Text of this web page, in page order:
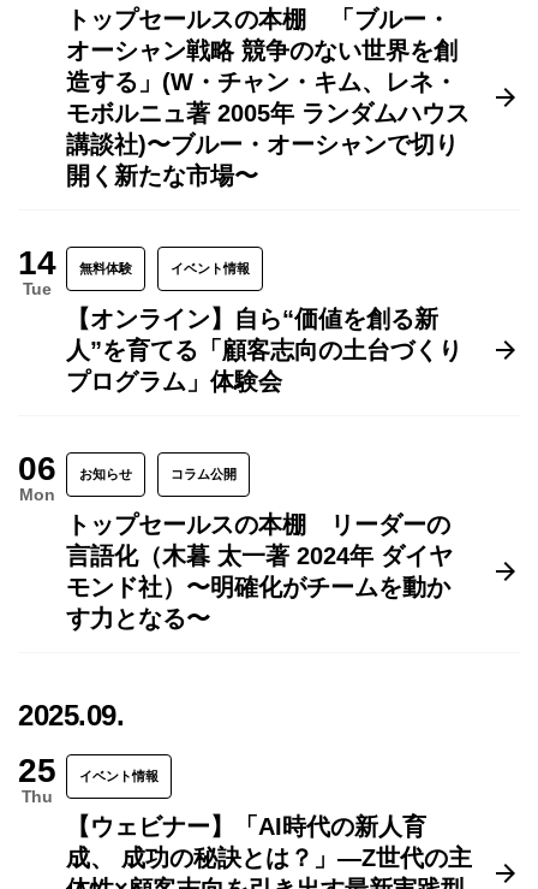
トップセールスの本棚 「ブルー・
オーシャン戦略 競争のない世界を創
造する」(W・チャン・キム、レネ・
モボルニュ著 2005年 ランダムハウス
講談社)〜ブルー・オーシャンで切り
開く新たな市場〜
14
Tue
無料体験 イベント情報
【オンライン】自ら“価値を創る新
人”を育てる「顧客志向の土台づくり
プログラム」体験会
06
Mon
お知らせ コラム公開
トップセールスの本棚 リーダーの
言語化（木暮 太一著 2024年 ダイヤ
モンド社）〜明確化がチームを動か
す力となる〜
2025.09.
25
Thu
イベント情報
【ウェビナー】「AI時代の新人育
成、 成功の秘訣とは？」―Z世代の主